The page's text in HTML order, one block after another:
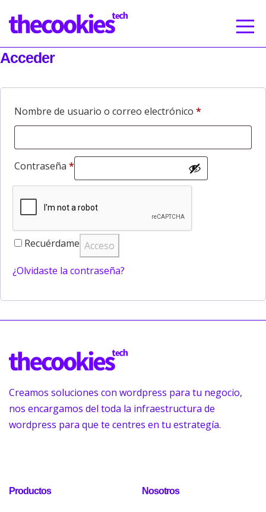
Acceder
Nombre de usuario o correo electrónico *
Contraseña *
Recuérdame Acceso
¿Olvidaste la contraseña?
Creamos soluciones con wordpress para tu negocio,
nos encargamos del toda la infraestructura de
wordpress para que te centres en tu estrategía.
Productos Nosotros